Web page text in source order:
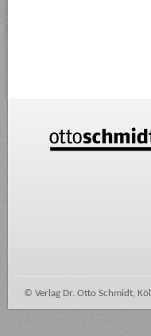
© Verlag Dr. Otto Schmidt,